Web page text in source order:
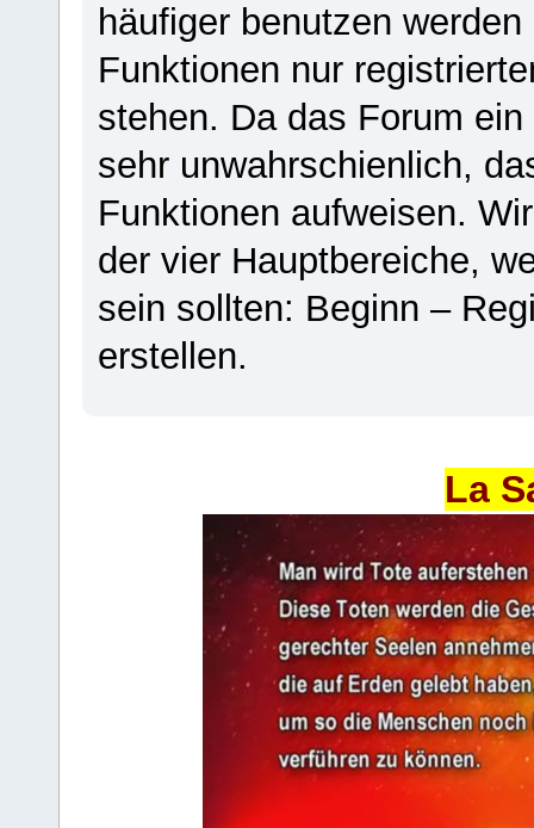
häufiger benutzen
Funktionen nur
stehen. Da das Forum
sehr unwahrschienlich,
Funktionen aufweisen.
der vier Hauptbereiche,
sein sollten: Beginn –
erstellen.
La